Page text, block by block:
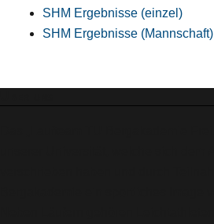
SHM Ergebnisse (einzel)
SHM Ergebnisse (Mannschaft)